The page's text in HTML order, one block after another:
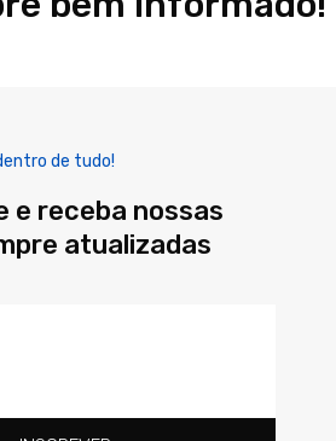
de tudo!
e receba nossas
atualizadas